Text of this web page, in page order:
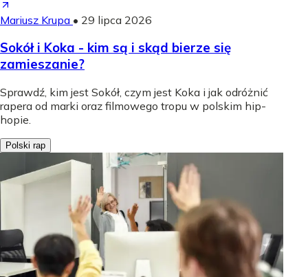
Mariusz Krupa • 29 lipca 2026
Sokół i Koka - kim są i skąd bierze się
zamieszanie?
Sprawdź, kim jest Sokół, czym jest Koka i jak odróżnić
rapera od marki oraz filmowego tropu w polskim hip-
hopie.
Polski rap